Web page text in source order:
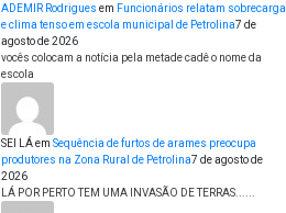
ADEMIR Rodrigues em Funcionários relatam sobrecarga
e clima tenso em escola municipal de Petrolina7 de
agosto de 2026
vocês colocam a notícia pela metade cadê o nome da
escola
SEI LÁem Sequência de furtos de arames preocupa
produtores na Zona Rural de Petrolina7 de agosto de
2026
LÁ POR PERTO TEM UMA INVASÃO DE TERRAS......